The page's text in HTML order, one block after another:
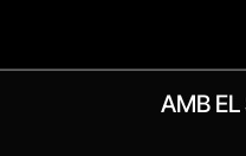
AMB EL